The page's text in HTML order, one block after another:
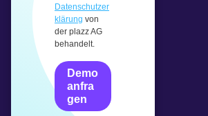
Datenschutzer
klärung von
der plazz AG
behandelt.
Demo
anfra
gen